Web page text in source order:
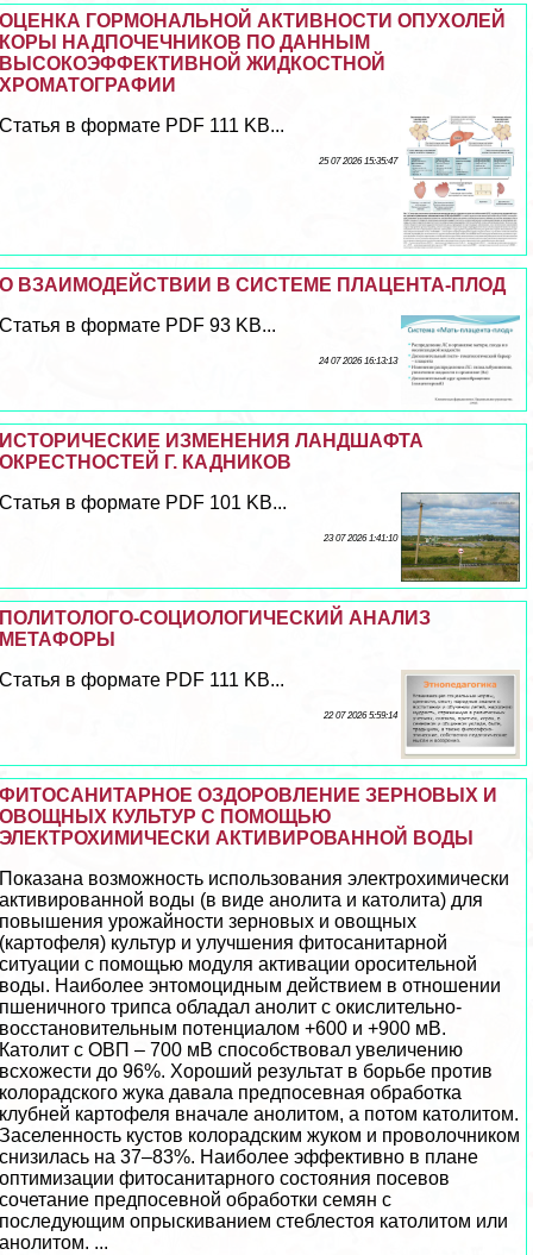
ОЦЕНКА ГОРМОНАЛЬНОЙ АКТИВНОСТИ ОПУХОЛЕЙ
КОРЫ НАДПОЧЕЧНИКОВ ПО ДАННЫМ
ВЫСОКОЭФФЕКТИВНОЙ ЖИДКОСТНОЙ
ХРОМАТОГРАФИИ
Статья в формате PDF 111 KB...
25 07 2026 15:35:47
О ВЗАИМОДЕЙСТВИИ В СИСТЕМЕ ПЛАЦЕНТА-ПЛОД
Статья в формате PDF 93 KB...
24 07 2026 16:13:13
ИСТОРИЧЕСКИЕ ИЗМЕНЕНИЯ ЛАНДШАФТА
ОКРЕСТНОСТЕЙ Г. КАДНИКОВ
Статья в формате PDF 101 KB...
23 07 2026 1:41:10
ПОЛИТОЛОГО-СОЦИОЛОГИЧЕСКИЙ АНАЛИЗ
МЕТАФОРЫ
Статья в формате PDF 111 KB...
22 07 2026 5:59:14
ФИТОСАНИТАРНОЕ ОЗДОРОВЛЕНИЕ ЗЕРНОВЫХ И
ОВОЩНЫХ КУЛЬТУР С ПОМОЩЬЮ
ЭЛЕКТРОХИМИЧЕСКИ АКТИВИРОВАННОЙ ВОДЫ
Показана возможность использования электрохимически
активированной воды (в виде анолита и католита) для
повышения урожайности зерновых и овощных
(картофеля) культур и улучшения фитосанитарной
ситуации с помощью модуля активации оросительной
воды. Наиболее энтомоцидным действием в отношении
пшеничного трипса обладал анолит с окислительно-
восстановительным потенциалом +600 и +900 мВ.
Католит с ОВП – 700 мВ способствовал увеличению
всхожести до 96%. Хороший результат в борьбе против
колорадского жука давала предпосевная обработка
клубней картофеля вначале анолитом, а потом католитом.
Заселенность кустов колорадским жуком и проволочником
снизилась на 37–83%. Наиболее эффективно в плане
оптимизации фитосанитарного состояния посевов
сочетание предпосевной обработки семян с
последующим опрыскиванием стeблестоя католитом или
анолитом. ...